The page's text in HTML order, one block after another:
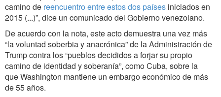
camino de reencuentro entre estos dos países iniciados en
2015 (...)”, dice un comunicado del Gobierno venezolano.
De acuerdo con la nota, este acto demuestra una vez más
“la voluntad soberbia y anacrónica” de la Administración de
Trump contra los “pueblos decididos a forjar su propio
camino de identidad y soberanía”, como Cuba, sobre la
que Washington mantiene un embargo económico de más
de 55 años.